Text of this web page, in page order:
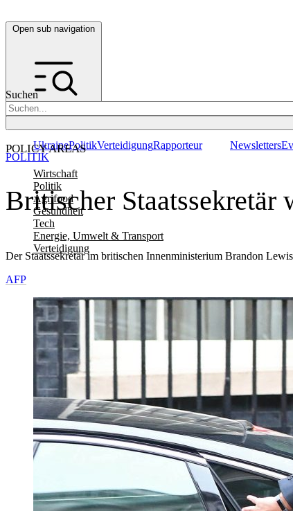
Open sub navigation
Suchen
POLICY AREAS
Wirtschaft
Politik
Agrifood
Gesundheit
Tech
Energie, Umwelt & Transport
Verteidigung
UkrainePolitikVerteidigungRapporteur Newsletters
Britischer
Der Staatssekretär im britischen Innenministerium Brandon
POLITIK
AFP